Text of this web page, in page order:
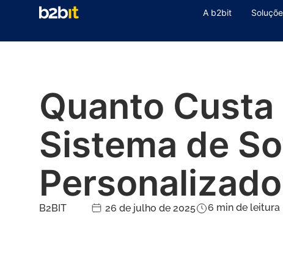
A b2bit
Quanto
Sistema de
B2BIT 26 de julho de 2025 6 min de leitura